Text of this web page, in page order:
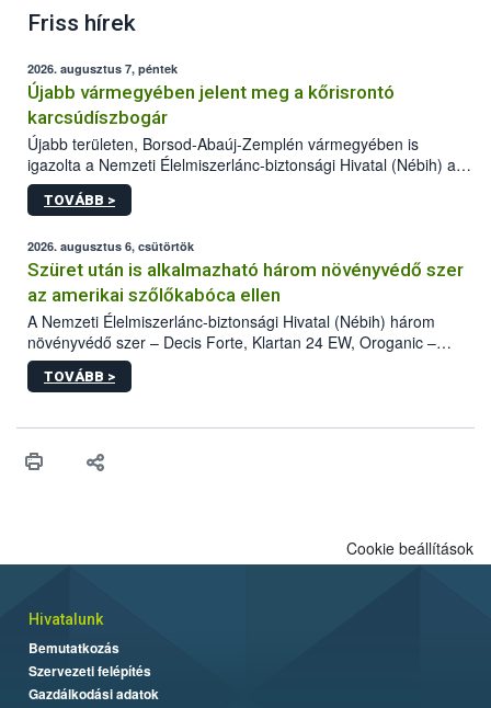
Friss hírek
2026. augusztus 7, péntek
Újabb vármegyében jelent meg a kőrisrontó
karcsúdíszbogár
Újabb területen, Borsod-Abaúj-Zemplén vármegyében is
igazolta a Nemzeti Élelmiszerlánc-biztonsági Hivatal (Nébih) a
kőrisrontó karcsúdíszbogár (Agrilus planipennis) jelenlétét. A
kártevőt nem csak színcsapdában találták meg, de már fertőzött
az intenzív felderítést, emellett az intézkedéseket a szlovák
hatósággal is összehangolják a terjedés megállítása érdekében.
TOVÁBB >
2026. augusztus 6, csütörtök
Szüret után is alkalmazható három növényvédő szer
az amerikai szőlőkabóca ellen
A Nemzeti Élelmiszerlánc-biztonsági Hivatal (Nébih) három
növényvédő szer – Decis Forte, Klartan 24 EW, Oroganic –
engedélyokiratát módosította, így azok a szüretet követően,
egészen a vesszőérettség (BBCH 91) stádiumáig
érésű szőlőkben is legyen lehetőség a károsító elleni további
felhasználók számára is elérhető és ökológiai termesztésben is
TOVÁBB >
Cookie beállítások
Hivatalunk
Bemutatkozás
Szervezeti felépítés
Gazdálkodási adatok